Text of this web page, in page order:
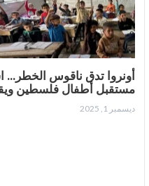
أونروا تدق ناقوس
مستقبل أطفال فلسطين
ديسمبر 1, 2025